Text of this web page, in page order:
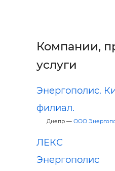
Компании,
услуги
Энергополис.
филиал.
Днепр — ООО
ЛЕКС
Энергополис